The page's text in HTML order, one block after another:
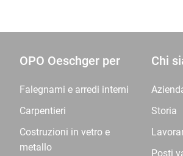
OPO Oeschger per
Falegnami e arredi interni
Carpentieri
Costruzioni in vetro e
metallo
Chi
Storia
Posti